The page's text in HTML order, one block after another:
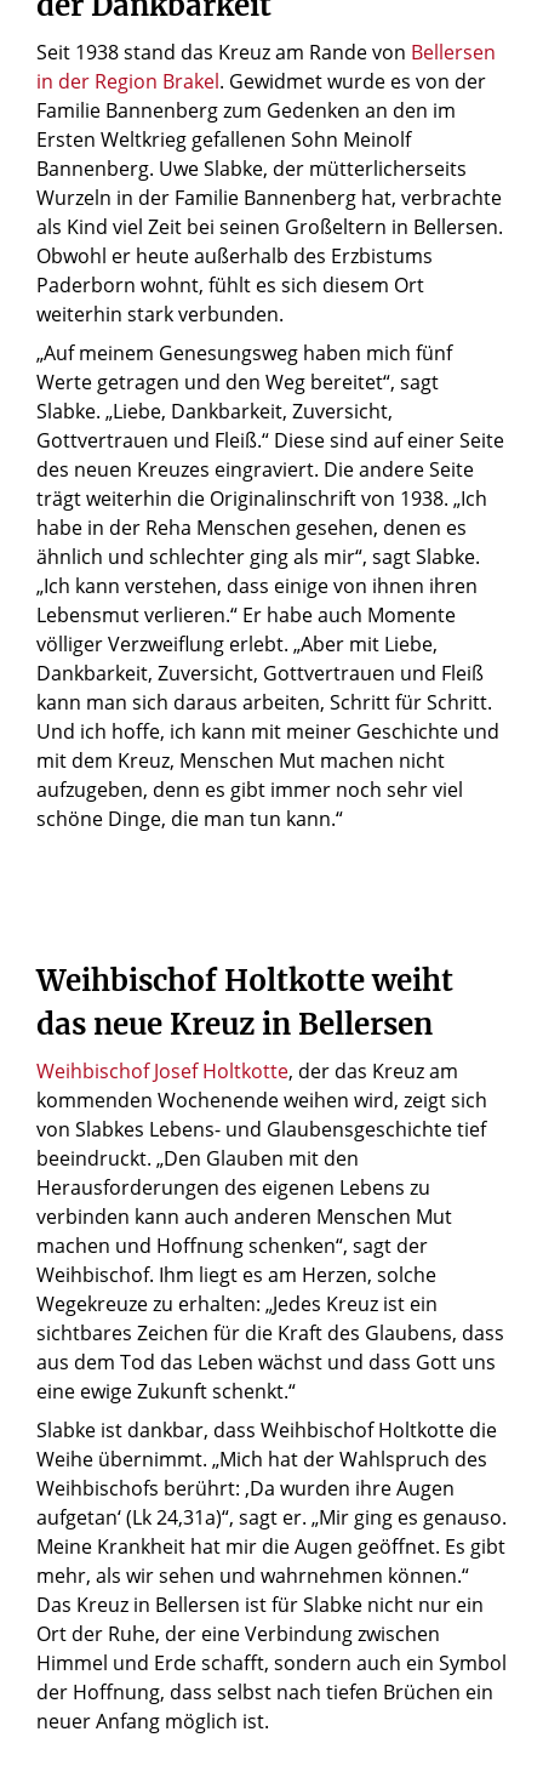
Auf der einen Seite trägt das Kreuz weiterhin die
Originalinschrift.
Seit 1938 stand das Kreuz am Rande von Bellersen
in der Region Brakel. Gewidmet wurde es von der
Familie Bannenberg zum Gedenken an den im
Ersten Weltkrieg gefallenen Sohn Meinolf
Bannenberg. Uwe Slabke, der mütterlicherseits
Wurzeln in der Familie Bannenberg hat, verbrachte
als Kind viel Zeit bei seinen Großeltern in Bellersen.
Obwohl er heute außerhalb des Erzbistums
Paderborn wohnt, fühlt es sich diesem Ort
weiterhin stark verbunden.
„Auf meinem Genesungsweg haben mich fünf
Werte getragen und den Weg bereitet“, sagt
Slabke. „Liebe, Dankbarkeit, Zuversicht,
Gottvertrauen und Fleiß.“ Diese sind auf einer Seite
des neuen Kreuzes eingraviert. Die andere Seite
trägt weiterhin die Originalinschrift von 1938. „Ich
habe in der Reha Menschen gesehen, denen es
ähnlich und schlechter ging als mir“, sagt Slabke.
„Ich kann verstehen, dass einige von ihnen ihren
Lebensmut verlieren.“ Er habe auch Momente
völliger Verzweiflung erlebt. „Aber mit Liebe,
Dankbarkeit, Zuversicht, Gottvertrauen und Fleiß
kann man sich daraus arbeiten, Schritt für Schritt.
Und ich hoffe, ich kann mit meiner Geschichte und
mit dem Kreuz, Menschen Mut machen nicht
aufzugeben, denn es gibt immer noch sehr viel
schöne Dinge, die man tun kann.“
Weihbischof Holtkotte weiht
das neue Kreuz in Bellersen
Weihbischof Josef Holtkotte, der das Kreuz am
kommenden Wochenende weihen wird, zeigt sich
von Slabkes Lebens- und Glaubensgeschichte tief
beeindruckt. „Den Glauben mit den
Herausforderungen des eigenen Lebens zu
verbinden kann auch anderen Menschen Mut
machen und Hoffnung schenken“, sagt der
Weihbischof. Ihm liegt es am Herzen, solche
Wegekreuze zu erhalten: „Jedes Kreuz ist ein
sichtbares Zeichen für die Kraft des Glaubens, dass
aus dem Tod das Leben wächst und dass Gott uns
eine ewige Zukunft schenkt.“
Slabke ist dankbar, dass Weihbischof Holtkotte die
Weihe übernimmt. „Mich hat der Wahlspruch des
Weihbischofs berührt: ‚Da wurden ihre Augen
aufgetan‘ (Lk 24,31a)“, sagt er. „Mir ging es genauso.
Meine Krankheit hat mir die Augen geöffnet. Es gibt
mehr, als wir sehen und wahrnehmen können.“
Das Kreuz in Bellersen ist für Slabke nicht nur ein
Ort der Ruhe, der eine Verbindung zwischen
Himmel und Erde schafft, sondern auch ein Symbol
der Hoffnung, dass selbst nach tiefen Brüchen ein
neuer Anfang möglich ist.